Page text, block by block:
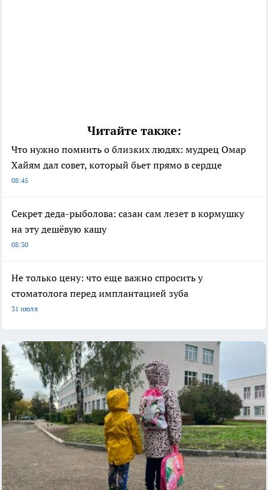
Читайте также:
Что нужно помнить о близких людях: мудрец Омар
Хайям дал совет, который бьет прямо в сердце
08:45
Секрет деда-рыболова: сазан сам лезет в кормушку
на эту дешёвую кашу
08:30
Не только цену: что еще важно спросить у
стоматолога перед имплантацией зуба
31 июля